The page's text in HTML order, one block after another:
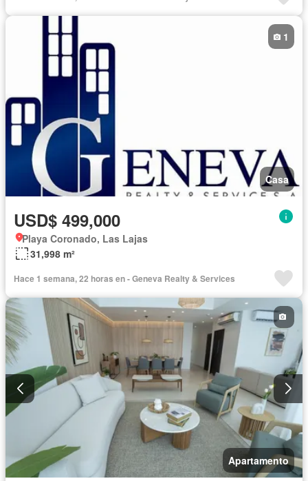
Casa
1
USD$ 499,000
Playa Coronado, Las Lajas
31,998 m²
Hace 1 semana, 22 horas en - Geneva Realty & Services
Apartamento